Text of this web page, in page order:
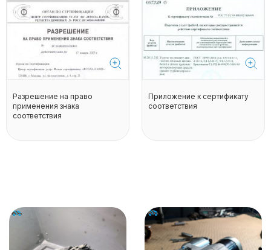
Разрешение на право
применения знака
соответствия
Приложение к сертификату
соответствия